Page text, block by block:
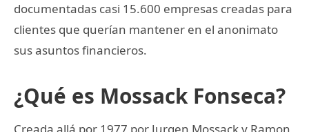
documentadas casi 15.600 empresas creadas para
clientes que querían mantener en el anonimato
sus asuntos financieros.
¿Qué es Mossack Fonseca?